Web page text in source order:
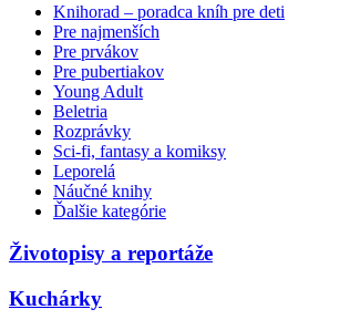
Knihorad – poradca kníh pre deti
Pre najmenších
Pre prvákov
Pre pubertiakov
Young Adult
Beletria
Rozprávky
Sci-fi, fantasy a komiksy
Leporelá
Náučné knihy
Ďalšie kategórie
Životopisy a reportáže
Kuchárky